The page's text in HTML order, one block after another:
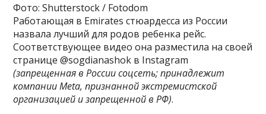
Фото: Shutterstock / Fotodom
Работающая в Emirates стюардесса из России
назвала лучший для родов ребенка рейс.
Соответствующее видео она разместила на своей
странице @sogdianashok в Instagram
(запрещенная в России соцсеть; принадлежит
компании Meta, признанной экстремистской
организацией и запрещенной в РФ).